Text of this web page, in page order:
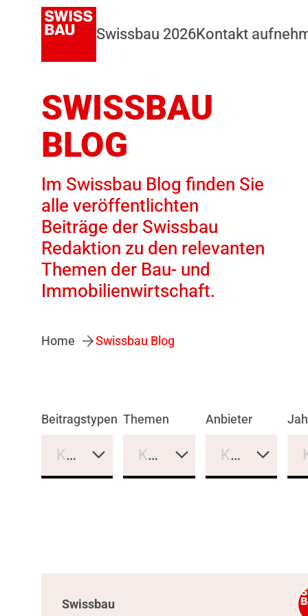
Swissbau 2026Kontakt
SWISSBAU
BLOG
Im Swissbau Blog finden Sie
alle veröffentlichten
Beiträge der Swissbau
Redaktion zu den relevanten
Themen der Bau- und
Immobilienwirtschaft.
Home Swissbau Blog
Beitragstypen
Keine Auswahl
Themen
Keine Auswahl
Anbieter
Keine
Swissbau